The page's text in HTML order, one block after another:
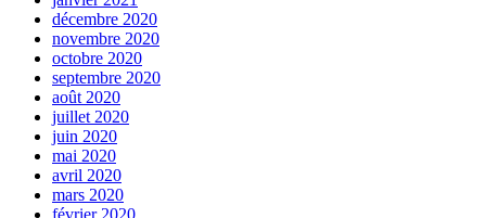
décembre 2020
novembre 2020
octobre 2020
septembre 2020
août 2020
juillet 2020
juin 2020
mai 2020
avril 2020
mars 2020